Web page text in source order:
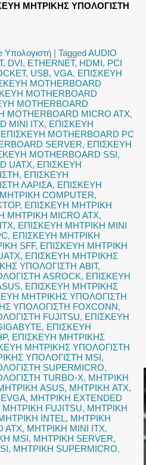
ΜΗΤΡΙΚΗΣ ΥΠΟΛΟΓΙΣΤΗ
Υπολογιστή |Tagged AUDIO
, DVI, ETHERNET, HDMI, PCI
, USB,VGA, ΕΠΙΣΚΕΥΗ
MOTHERBOARD
MOTHERBOARD
MOTHERBOARD
MOTHERBOARD MICRO ATX,
MINI ITX, ΕΠΙΣΚΕΥΗ
ΕΠΙΣΚΕΥΗ MOTHERBOARD PC
SERVER, ΕΠΙΣΚΕΥΗ
MOTHERBOARD SSI,
UATX, ΕΠΙΣΚΕΥΗ
, ΕΠΙΣΚΕΥΗ
ΛΑΡΙΣΑ, ΕΠΙΣΚΕΥΗ
COMPUTER,
, ΕΠΙΣΚΕΥΗ ΜΗΤΡΙΚΗ
ΜΗΤΡΙΚΗ MICRO ATX,
, ΕΠΙΣΚΕΥΗ ΜΗΤΡΙΚΗ MINI
, ΕΠΙΣΚΕΥΗ ΜΗΤΡΙΚΗ
SFF, ΕΠΙΣΚΕΥΗ ΜΗΤΡΙΚΗ
, ΕΠΙΣΚΕΥΗ ΜΗΤΡΙΚΗΣ
ΥΠΟΛΟΓΙΣΤΗ ABIT,
ASROCK, ΕΠΙΣΚΕΥΗ
, ΕΠΙΣΚΕΥΗ ΜΗΤΡΙΚΗΣ
ΜΗΤΡΙΚΗΣ ΥΠΟΛΟΓΙΣΤΗ
ΥΠΟΛΟΓΙΣΤΗ FOXCONN,
FUJITSU, ΕΠΙΣΚΕΥΗ
, ΕΠΙΣΚΕΥΗ
, ΕΠΙΣΚΕΥΗ ΜΗΤΡΙΚΗΣ
ΜΗΤΡΙΚΗΣ ΥΠΟΛΟΓΙΣΤΗ
ΥΠΟΛΟΓΙΣΤΗ MSI,
SUPERMICRO,
TURBO-X, ΜΗΤΡΙΚΗ
ASUS, ΜΗΤΡΙΚΗ ATX,
, ΜΗΤΡΙΚΗ EXTENDED
ΜΗΤΡΙΚΗ FUJITSU, ΜΗΤΡΙΚΗ
INTEL, ΜΗΤΡΙΚΗ
ATX, ΜΗΤΡΙΚΗ MINI ITX,
MSI, ΜΗΤΡΙΚΗ SERVER,
, ΜΗΤΡΙΚΗ SUPERMICRO,